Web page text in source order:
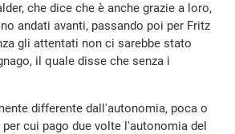
che dice che è anche grazie a loro,
andati avanti, passando poi per Fritz
gli attentati non ci sarebbe stato
il quale disse che senza i
differente dall'autonomia, poca o
cui pago due volte l'autonomia del